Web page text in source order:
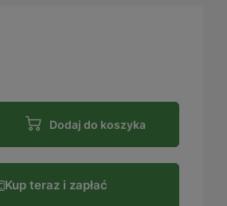
Dodaj do koszyka
Kup teraz i zapłać